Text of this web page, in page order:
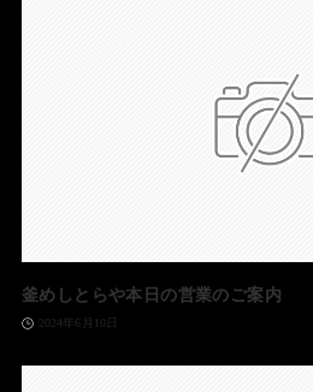
釜めしとらや本日の営業のご案内
2024年6月10日